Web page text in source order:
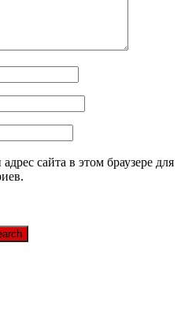
сайта в этом браузере для